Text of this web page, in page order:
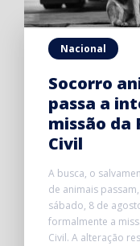
Nacional
Socorro
passa a
missão da
Civil
A busca, o
de animais
sábado, 8 de
formalmente a
Civil. A alteração